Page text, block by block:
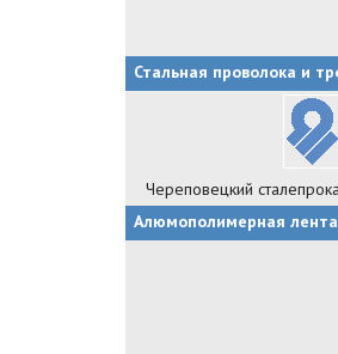
Стальная проволока и
Череповецкий
Алюмополимерная лента